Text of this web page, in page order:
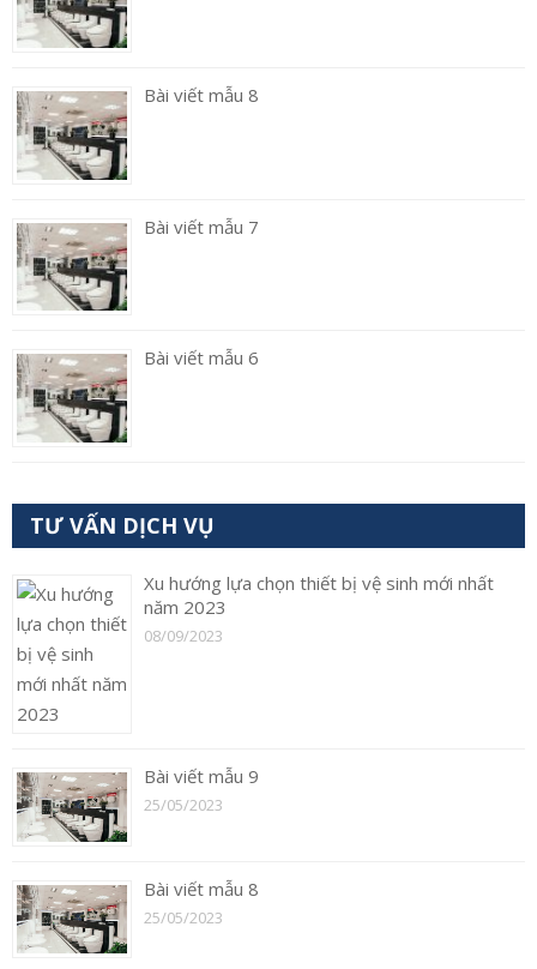
Bài viết mẫu 8
Bài viết mẫu 7
Bài viết mẫu 6
TƯ VẤN DỊCH VỤ
Xu hướng lựa chọn thiết bị vệ sinh mới nhất
năm 2023
08/09/2023
Bài viết mẫu 9
25/05/2023
Bài viết mẫu 8
25/05/2023